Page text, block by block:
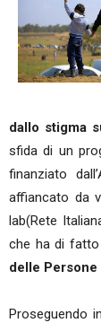
dallo stigma
sfida di un
finanziato
affiancato da
lab(Rete
che ha di
delle Persone
Proseguendo